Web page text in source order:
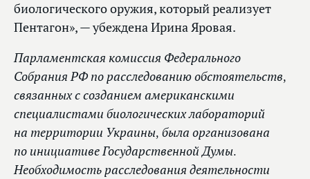
биологического оружия, который реализует
Пентагон», — убеждена Ирина Яровая.
Парламентская комиссия Федерального
Собрания РФ по расследованию обстоятельств,
связанных с созданием американскими
специалистами биологических лабораторий
на территории Украины, была организована
по инициативе Государственной Думы.
Необходимость расследования деятельности